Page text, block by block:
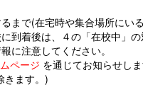
まで(在宅時や集合場所に
着後は、４の「在校中」の
に注意してください。
ページ を通じてお知らせし
きます。)